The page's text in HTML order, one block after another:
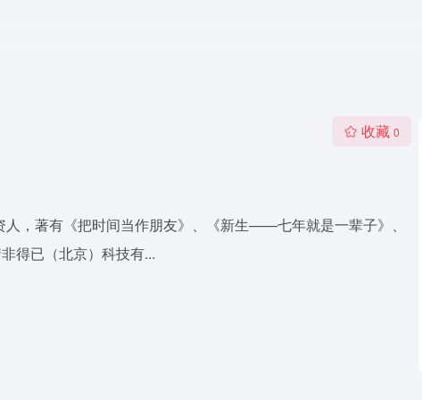
收藏 0
，著有《把时间当作朋友》、《新生——七年就是一辈子》、
得已（北京）科技有...